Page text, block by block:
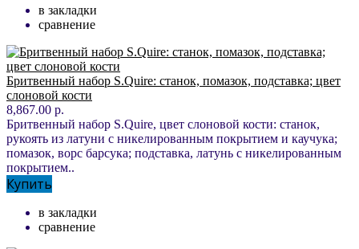
в закладки
сравнение
Бритвенный набор S.Quire: станок, помазок, подставка; цвет
слоновой кости
8,867.00 р.
Бритвенный набор S.Quire, цвет слоновой кости: станок,
рукоять из латуни с никелированным покрытием и каучука;
помазок, ворс барсука; подставка, латунь с никелированным
покрытием..
Купить
в закладки
сравнение